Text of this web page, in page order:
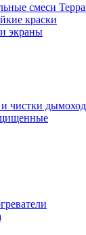
смеси
краски
экраны
чистки